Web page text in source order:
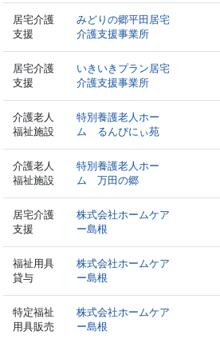
居宅介護
支援
みどりの郷平田居宅
介護支援事業所
居宅介護
支援
いきいきプラン居宅
介護支援事業所
介護老人
福祉施設
特別養護老人ホー
ム るんびにぃ苑
介護老人
福祉施設
特別養護老人ホー
ム 万田の郷
居宅介護
支援
株式会社ホームケア
ー島根
福祉用具
貸与
株式会社ホームケア
ー島根
特定福祉
用具販売
株式会社ホームケア
ー島根